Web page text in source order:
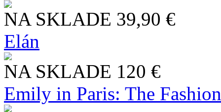
NA SKLADE 39,90 €
Elán
NA SKLADE 120 €
Emily in Paris: The